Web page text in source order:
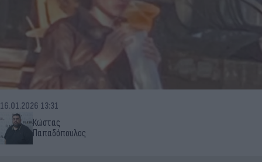
Κώστας
Παπαδόπουλος
16.01.2026 13:31